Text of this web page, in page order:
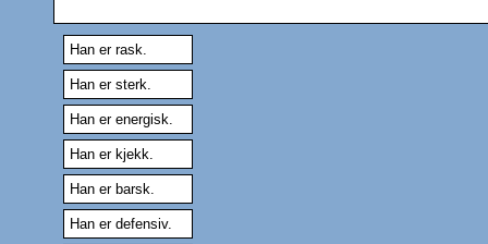
Han er rask.
Han er sterk.
Han er energisk.
Han er kjekk.
Han er barsk.
Han er defensiv.